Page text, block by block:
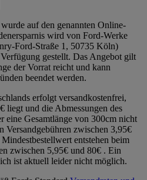
auf den genannten Online-
wird von Ford-Werke
Ford-Straße 1, 50735 Köln)
gestellt. Das Angebot gilt
der Vorrat reicht und kann
beendet werden.
erfolgt versandkostenfrei,
liegt und die Abmessungen des
eine Gesamtlänge von 300cm nicht
Versandgebühren zwischen 3,95€
entstehen beim
zwischen 5,95€ und 80€ . Ein
ist aktuell leider nicht möglich.